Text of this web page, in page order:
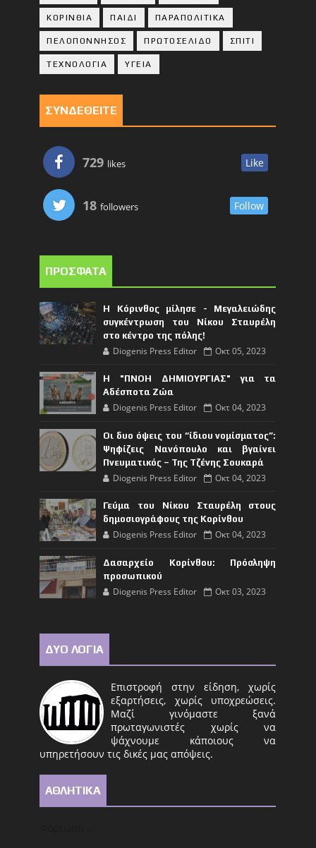
ΚΟΡΙΝΘΙA ΠΑΙΔΙ ΠΑΡΑΠΟΛΙΤΙΚΑ
ΠΕΛΟΠΟΝΝΗΣΟΣ ΠΡΩΤΟΣΕΛΙΔΟ ΣΠΙΤΙ
ΤΕΧΝΟΛΟΓΙΑ ΥΓΕΙΑ
ΣΥΝΔΕΘΕΙΤΕ
729 likes Like
18 followers Follow
ΠΡΟΣΦΑΤΑ
Η Κόρινθος μίλησε - Μεγαλειώδης
συγκέντρωση του Νίκου Σταυρέλη
στο κέντρο της πόλης!
Diogenis Press Editor Οκτ 05, 2023
Η "ΠΝΟΗ ΔΗΜΙΟΥΡΓΙΑΣ" για τα
Αδέσποτα Ζώα
Diogenis Press Editor Οκτ 04, 2023
Οι δυο όψεις του “ίδιου νομίσματος”:
Ψηφίζεις Νανόπουλο και βγαίνει
Πνευματικός – Της Τζένης Σουκαρά
Diogenis Press Editor Οκτ 04, 2023
Γεύμα του Νίκου Σταυρέλη στους
δημοσιογράφους της Κορίνθου
Diogenis Press Editor Οκτ 04, 2023
Δασαρχείο Κορίνθου: Πρόσληψη
προσωπικού
Diogenis Press Editor Οκτ 03, 2023
ΔΥΟ ΛΟΓΙΑ
Επιστροφή στην είδηση, χωρίς
εξαρτήσεις, χωρίς υποχρεώσεις.
Μαζί γινόμαστε ξανά
πρωταγωνιστές χωρίς να
ψάχνουμε κάποιους να
υπηρετήσουν τις δικές μας απόψεις.
ΑΘΛΗΤΙΚΑ